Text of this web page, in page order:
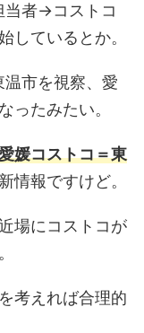
当者→コストコ
しているとか。
市を視察、愛
ったみたい。
媛コストコ＝東
情報ですけど。
場にコストコが
考えれば合理的